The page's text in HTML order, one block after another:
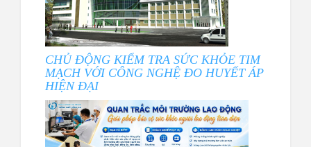
CHỦ ĐỘNG KIỂM TRA SỨC KHỎE TIM
MẠCH VỚI CÔNG NGHỆ ĐO HUYẾT ÁP
HIỆN ĐẠI